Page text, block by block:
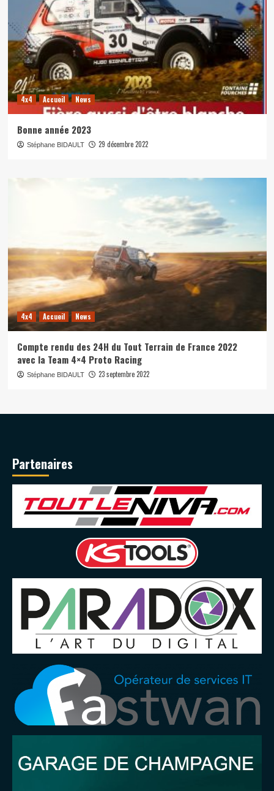
4x4 Accueil News
Bonne année 2023
Stéphane BIDAULT 29 décembre 2022
4x4 Accueil News
Compte rendu des 24H du Tout Terrain de France 2022
avec la Team 4×4 Proto Racing
Stéphane BIDAULT 23 septembre 2022
Partenaires